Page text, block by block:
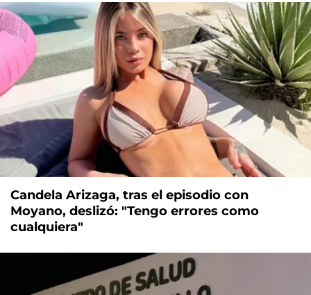
Candela Arizaga, tras el episodio con
Moyano, deslizó: "Tengo errores como
cualquiera"